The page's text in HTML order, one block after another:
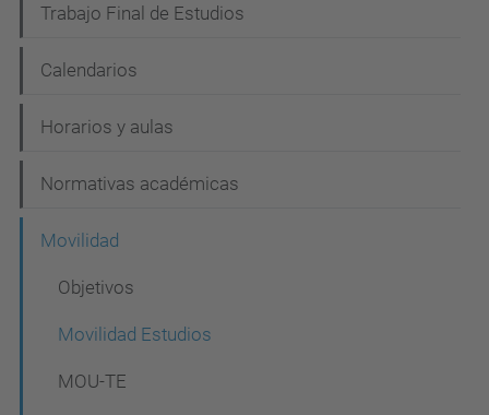
Trabajo Final de Estudios
Calendarios
Horarios y aulas
Normativas académicas
Movilidad
Objetivos
Movilidad Estudios
MOU-TE